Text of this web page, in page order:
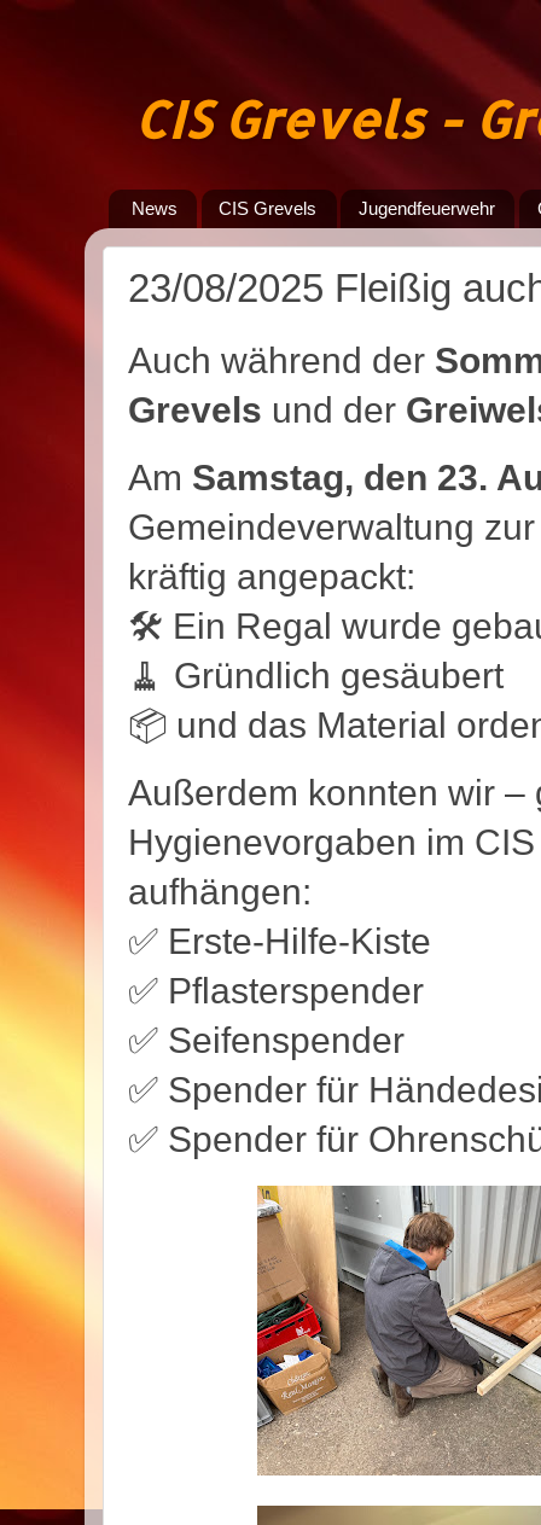
CIS Grevels -
News CIS Grevels Jugendfeuerwehr
23/08/2025 Fleißig
Auch während der
Grevels und der
Am Samstag, den 23.
Gemeindeverwaltung
kräftig angepackt:
🛠️ Ein Regal wurde
🧹 Gründlich gesäubert
📦 und das Material
Außerdem konnten wir
Hygienevorgaben im
aufhängen:
✅ Erste-Hilfe-Kiste
✅ Pflasterspender
✅ Seifenspender
✅ Spender für
✅ Spender für